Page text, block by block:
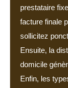
prestataire
facture finale
sollicitez
Ensuite, la
domicile
Enfin, les